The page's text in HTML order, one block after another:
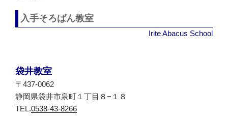
入手そろばん教室
Irite Abacus School
袋井教室
〒437-0062
静岡県袋井市泉町１丁目８−１８
TEL.0538-43-8266